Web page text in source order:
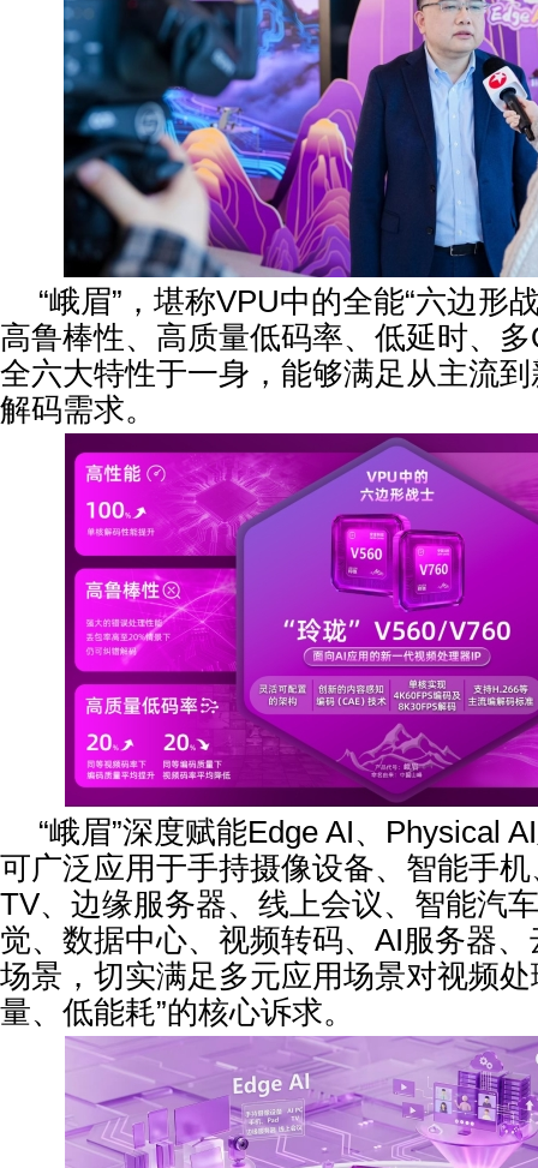
“峨眉”，堪称VPU中的全能“六边形
高鲁棒性、高质量低码率、低延时、
全六大特性于一身，能够满足从主流
解码需求。
“峨眉”深度赋能Edge AI、Physical
可广泛应用于手持摄像设备、智能手
TV、边缘服务器、线上会议、智能汽
觉、数据中心、视频转码、AI服务器
场景，切实满足多元应用场景对视频
量、低能耗”的核心诉求。